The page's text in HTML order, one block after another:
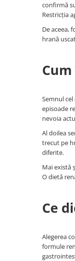
confirmă
Restricția
De aceea,
hrană
Semnul
episoade
nevoia
Al doilea
trecut pe
diferite.
Mai există
O dietă
Ce
Alegerea
formule